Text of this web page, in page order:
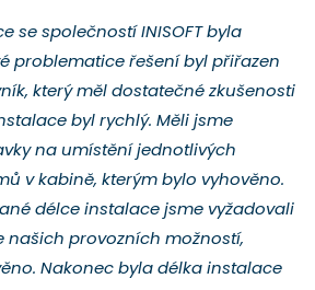
se společností INISOFT byla
problematice řešení byl přiřazen
který měl dostatečné zkušenosti
byl rychlý. Měli jsme
na umístění jednotlivých
v kabině, kterým bylo vyhověno.
délce instalace jsme vyžadovali
našich provozních možností,
Nakonec byla délka instalace